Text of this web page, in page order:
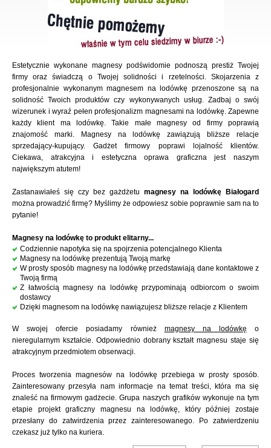
Estetycznie wykonane magnesy podświdomie podnoszą prestiż Twojej
firmy oraz świadczą o Twojej solidności i rzetelności. Skojarzenia z
profesjonalnie wykonanym magnesem na lodówkę przenoszone są na
solidność Twoich produktów czy wykonywanych usług. Zadbaj o swój
wizerunek i wyraź pełen profesjonalizm magnesami na lodówkę. Zapewne
każdy klient ma lodówkę. Takie małe magnesy od firmy poprawią
znajomość marki. Magnesy na lodówkę zawiązują bliższe relacje
sprzedający-kupujący. Gadżet firmowy poprawi lojalność klientów.
Ciekawa, atrakcyjna i estetyczna oprawa graficzna jest naszym
największym atutem!
Zastanawiałeś się czy bez gażdżetu magnesy na lodówkę Białogard
można prowadzić firmę? Myślimy że odpowiesz sobie poprawnie sam na to
pytanie!
Magnesy na lodówkę to produkt elitarny...
Codziennie napotyka się na spojrzenia potencjalnego Klienta
Magnesy na lodówkę prezentują Twoją markę
W prosty sposób magnesy na lodówkę przedstawiają dane kontaktowe z
Twoją firmą
Z łatwością magnesy na lodówkę przypominają odbiorcom o swoim
dostawcy
Dzięki magnesom na lodówkę nawiązujesz bliższe relacje z Klientem
W swojej ofercie posiadamy również magnesy na lodówkę o
nieregularnym kształcie. Odpowiednio dobrany kształt magnesu staje się
atrakcyjnym przedmiotem obserwacji.
Proces tworzenia magnesów na lodówkę przebiega w prosty sposób.
Zainteresowany przesyła nam informacje na temat treści, która ma się
znaleść na firmowym gadżecie. Grupa naszych grafików wykonuje na tym
etapie projekt graficzny magnesu na lodówkę, który później zostaje
przesłany do zatwirdzenia przez zainteresowanego. Po zatwierdzeniu
czekasz już tylko na kuriera.